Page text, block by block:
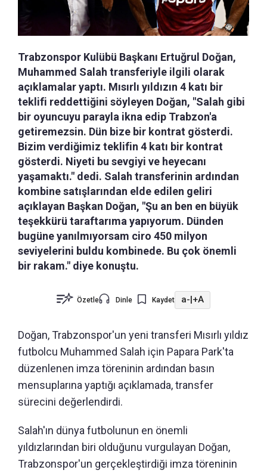
Trabzonspor Kulübü Başkanı Ertuğrul Doğan,
Muhammed Salah transferiyle ilgili olarak
açıklamalar yaptı. Mısırlı yıldızın 4 katı bir
teklifi reddettiğini söyleyen Doğan, "Salah gibi
bir oyuncuyu parayla ikna edip Trabzon'a
getiremezsin. Dün bize bir kontrat gösterdi.
Bizim verdiğimiz teklifin 4 katı bir kontrat
gösterdi. Niyeti bu sevgiyi ve heyecanı
yaşamaktı." dedi. Salah transferinin ardından
kombine satışlarından elde edilen geliri
açıklayan Başkan Doğan, "Şu an ben en büyük
teşekkürü taraftarıma yapıyorum. Dünden
bugüne yanılmıyorsam ciro 450 milyon
seviyelerini buldu kombinede. Bu çok önemli
bir rakam." diye konuştu.
Özetle Dinle Kaydet a- +A
Doğan, Trabzonspor'un yeni transferi Mısırlı yıldız
futbolcu Muhammed Salah için Papara Park'ta
düzenlenen imza töreninin ardından basın
mensuplarına yaptığı açıklamada, transfer
sürecini değerlendirdi.
Salah'ın dünya futbolunun en önemli
yıldızlarından biri olduğunu vurgulayan Doğan,
Trabzonspor'un gerçekleştirdiği imza töreninin